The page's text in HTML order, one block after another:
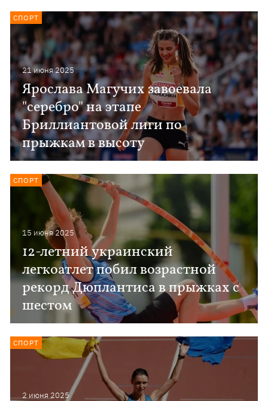
21 июня 2025
Ярослава Магучих завоевала
"серебро" на этапе
Бриллиантовой лиги по
прыжкам в высоту
СПОРТ
15 июня 2025
12-летний украинский
легкоатлет побил возрастной
рекорд Дюплантиса в прыжках с
шестом
СПОРТ
2 июня 2025
СПОРТ